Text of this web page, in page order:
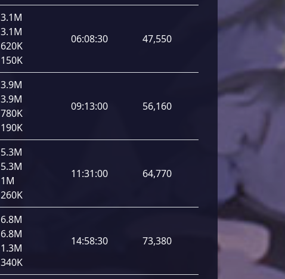
3.1M
3.1M
620K
150K
06:08:30 47,550
3.9M
3.9M
780K
190K
09:13:00 56,160
5.3M
5.3M
1M
260K
11:31:00 64,770
6.8M
6.8M
1.3M
340K
14:58:30 73,380